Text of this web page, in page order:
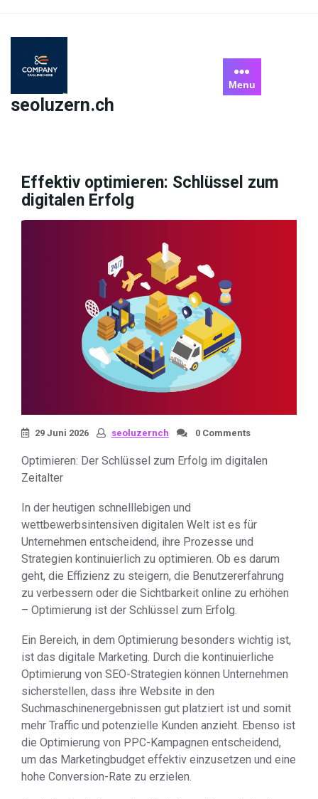
content
seoluzern.ch
Menu
Effektiv optimieren: Schlüssel zum
digitalen Erfolg
29 Juni 2026 seoluzernch 0 Comments
Optimieren: Der Schlüssel zum Erfolg im digitalen
Zeitalter
In der heutigen schnelllebigen und
wettbewerbsintensiven digitalen Welt ist es für
Unternehmen entscheidend, ihre Prozesse und
Strategien kontinuierlich zu optimieren. Ob es darum
geht, die Effizienz zu steigern, die Benutzererfahrung
zu verbessern oder die Sichtbarkeit online zu erhöhen
– Optimierung ist der Schlüssel zum Erfolg.
Ein Bereich, in dem Optimierung besonders wichtig ist,
ist das digitale Marketing. Durch die kontinuierliche
Optimierung von SEO-Strategien können Unternehmen
sicherstellen, dass ihre Website in den
Suchmaschinenergebnissen gut platziert ist und somit
mehr Traffic und potenzielle Kunden anzieht. Ebenso ist
die Optimierung von PPC-Kampagnen entscheidend,
um das Marketingbudget effektiv einzusetzen und eine
hohe Conversion-Rate zu erzielen.